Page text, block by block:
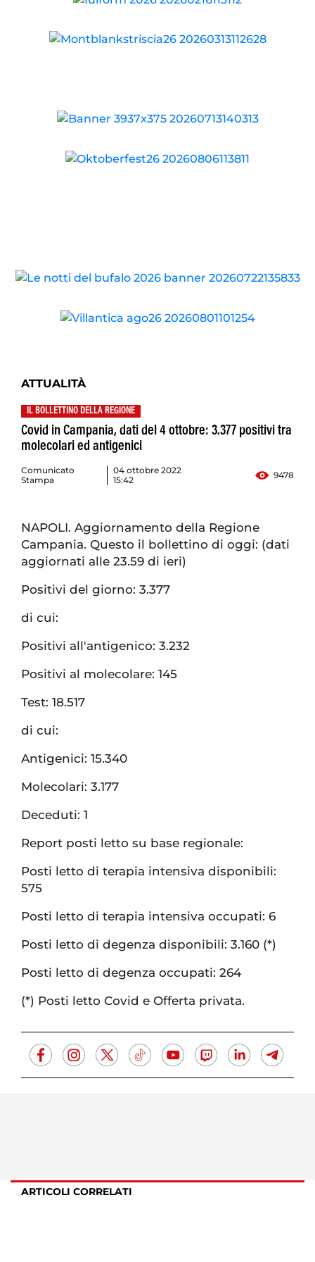
ATTUALITÀ
IL BOLLETTINO DELLA REGIONE
Covid in Campania, dati del 4 ottobre: 3.377 positivi tra
molecolari ed antigenici
Comunicato
Stampa
04 ottobre 2022
15:42
9478
NAPOLI. Aggiornamento della Regione
Campania. Questo il bollettino di oggi: (dati
aggiornati alle 23.59 di ieri)
Positivi del giorno: 3.377
di cui:
Positivi all'antigenico: 3.232
Positivi al molecolare: 145
Test: 18.517
di cui:
Antigenici: 15.340
Molecolari: 3.177
Deceduti: 1
Report posti letto su base regionale:
Posti letto di terapia intensiva disponibili:
575
Posti letto di terapia intensiva occupati: 6
Posti letto di degenza disponibili: 3.160 (*)
Posti letto di degenza occupati: 264
(*) Posti letto Covid e Offerta privata.
ARTICOLI CORRELATI